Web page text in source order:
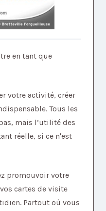
en tant que
votre activité, créer
Tous les
mais l’utilité des
réelle, si ce n'est
promouvoir votre
cartes de visite
Partout où vous